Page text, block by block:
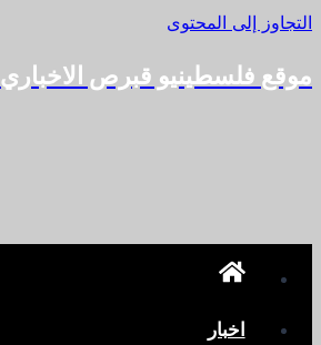
التجاوز إلى المحتوى
موقع فلسطينيو قبرص الاخباري
اخبار